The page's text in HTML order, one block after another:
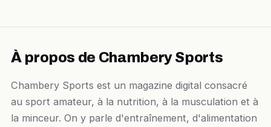
À propos de Chambery Sports
Chambery Sports est un magazine digital consacré
au sport amateur, à la nutrition, à la musculation et à
la minceur. On y parle d'entraînement, d'alimentation